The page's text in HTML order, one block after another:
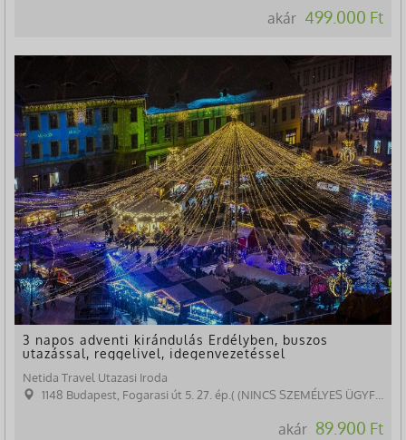
akár 499.000 Ft
3 napos adventi kirándulás Erdélyben, buszos
utazással, reggelivel, idegenvezetéssel
Netida Travel Utazasi Iroda
1148 Budapest, Fogarasi út 5. 27. ép.( (NINCS SZEMÉLYES ÜGYFÉLFOGADÁS)
akár 89.900 Ft